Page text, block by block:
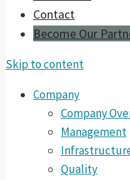
Contact
Become Our
Skip to content
Company
Company
Management
Quality